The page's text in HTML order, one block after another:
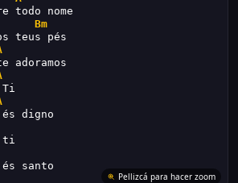
todo nome
Bm
teus pés
adoramos
Ti
és digno
ti
és santo
Pellizcá para hacer zoom